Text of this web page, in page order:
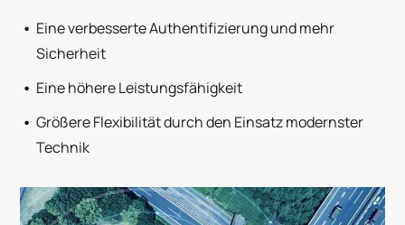
Eine verbesserte Authentifizierung und mehr
Sicherheit
Eine höhere Leistungsfähigkeit
Größere Flexibilität durch den Einsatz modernster
Technik